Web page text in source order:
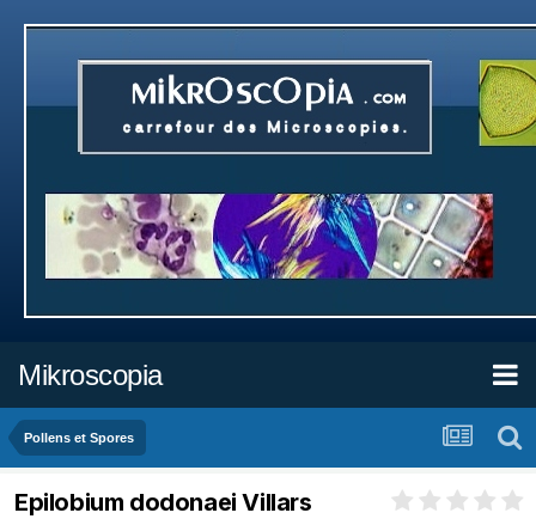
Mikroscopia
Pollens et Spores
Epilobium dodonaei Villars